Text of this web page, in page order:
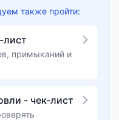
также пройти:
лист
примыканий и
- чек-лист